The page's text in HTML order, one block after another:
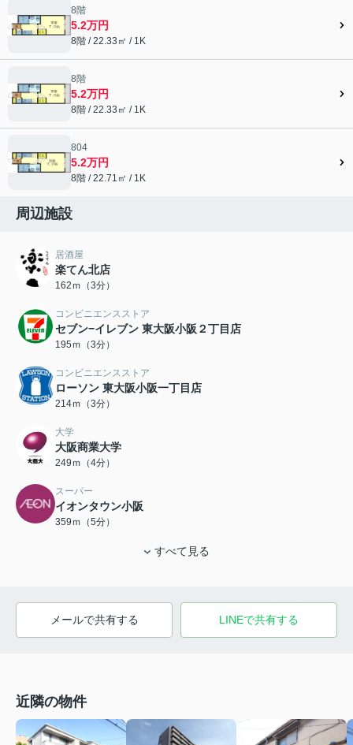
8階
5.2万円
8階 / 22.33㎡ / 1K
8階
5.2万円
8階 / 22.33㎡ / 1K
804
5.2万円
8階 / 22.71㎡ / 1K
周辺施設
居酒屋
楽てん北店
162ｍ（3分）
コンビニエンスストア
セブン−イレブン 東大阪小阪２丁目店
195ｍ（3分）
コンビニエンスストア
ローソン 東大阪小阪一丁目店
214ｍ（3分）
大学
大阪商業大学
249ｍ（4分）
スーパー
イオンタウン小阪
359ｍ（5分）
すべて見る
メールで共有する LINEで共有する
近隣の物件